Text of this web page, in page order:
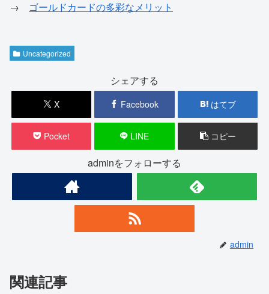
→ ゴールドカードの多彩なメリット
Uncategorized
シェアする
X Facebook はてブ
Pocket LINE コピー
adminをフォローする
admin
関連記事